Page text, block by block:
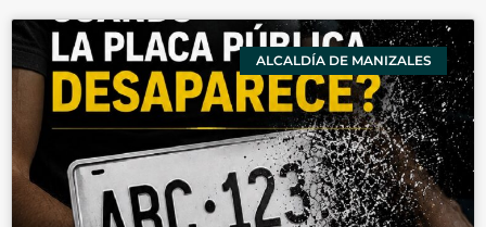
ALCALDÍA DE MANIZALES